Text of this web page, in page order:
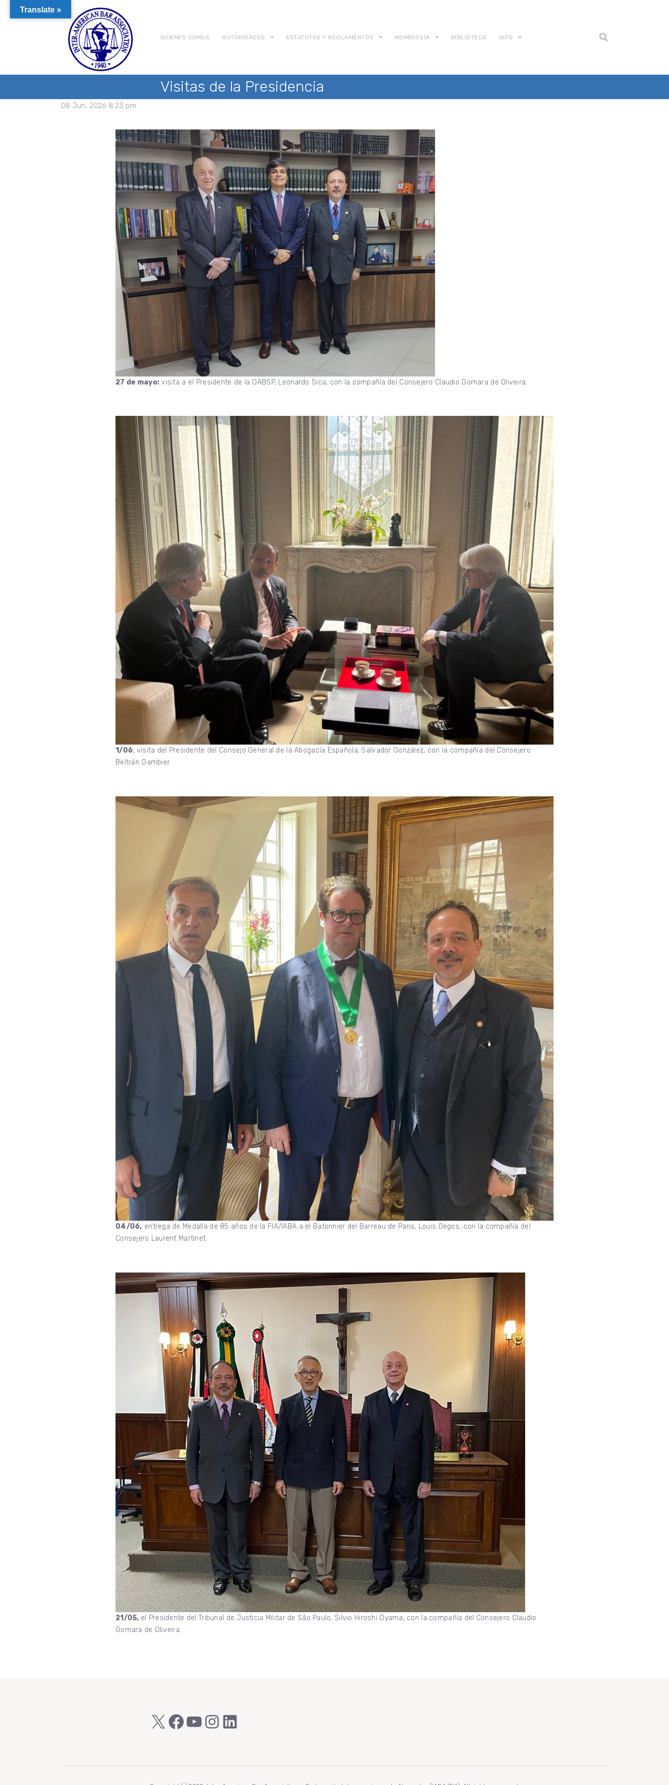
QUIENES SOMOS AUTORIDADES ESTATUTOS Y REGLAMENTOS MEMBRESÍA BIBLIOTECA INFO
Visitas de la Presidencia
08 Jun, 2026 8:23 pm
27 de mayo: visita a el Presidente de la OABSP, Leonardo Sica, con la compañía del Consejero Claudio Gomara de Oliveira.
1/06, visita del Presidente del Consejo General de la Abogacía Española, Salvador González, con la compañía del Consejero
Beltrán Gambier.
04/06, entrega de Medalla de 85 años de la FIA/IABA a el Batonnier del Barreau de Paris, Louis Degos, con la compañía del
Consejero Laurent Martinet.
21/05, el Presidente del Tribunal de Justicia Militar de São Paulo, Silvio Hiroshi Oyama, con la compañía del Consejero Claudio
Gomara de Oliveira.
X Facebook
YouTube
Instagram
LinkedIn
Translate »